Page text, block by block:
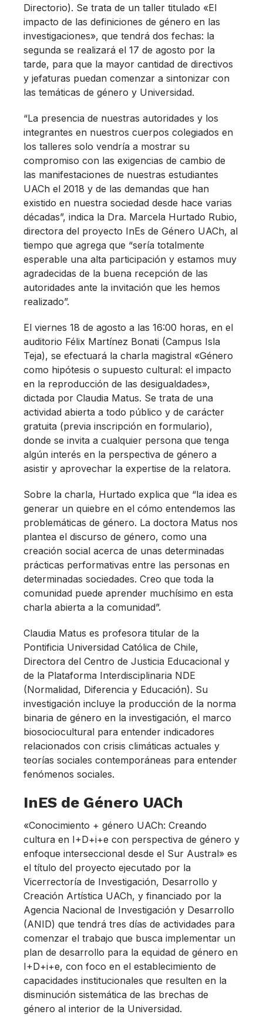
Directorio). Se trata de un taller titulado «El
impacto de las definiciones de género en las
investigaciones», que tendrá dos fechas: la
segunda se realizará el 17 de agosto por la
tarde, para que la mayor cantidad de directivos
y jefaturas puedan comenzar a sintonizar con
las temáticas de género y Universidad.
“La presencia de nuestras autoridades y los
integrantes en nuestros cuerpos colegiados en
los talleres solo vendría a mostrar su
compromiso con las exigencias de cambio de
las manifestaciones de nuestras estudiantes
UACh el 2018 y de las demandas que han
existido en nuestra sociedad desde hace varias
décadas”, indica la Dra. Marcela Hurtado Rubio,
directora del proyecto InEs de Género UACh, al
tiempo que agrega que “sería totalmente
esperable una alta participación y estamos muy
agradecidas de la buena recepción de las
autoridades ante la invitación que les hemos
realizado”.
El viernes 18 de agosto a las 16:00 horas, en el
auditorio Félix Martínez Bonati (Campus Isla
Teja), se efectuará la charla magistral «Género
como hipótesis o supuesto cultural: el impacto
en la reproducción de las desigualdades»,
dictada por Claudia Matus. Se trata de una
actividad abierta a todo público y de carácter
gratuita (previa inscripción en formulario),
donde se invita a cualquier persona que tenga
algún interés en la perspectiva de género a
asistir y aprovechar la expertise de la relatora.
Sobre la charla, Hurtado explica que “la idea es
generar un quiebre en el cómo entendemos las
problemáticas de género. La doctora Matus nos
plantea el discurso de género, como una
creación social acerca de unas determinadas
prácticas performativas entre las personas en
determinadas sociedades. Creo que toda la
comunidad puede aprender muchísimo en esta
charla abierta a la comunidad”.
Claudia Matus es profesora titular de la
Pontificia Universidad Católica de Chile,
Directora del Centro de Justicia Educacional y
de la Plataforma Interdisciplinaria NDE
(Normalidad, Diferencia y Educación). Su
investigación incluye la producción de la norma
binaria de género en la investigación, el marco
biosociocultural para entender indicadores
relacionados con crisis climáticas actuales y
teorías sociales contemporáneas para entender
fenómenos sociales.
InES de Género UACh
«Conocimiento + género UACh: Creando
cultura en I+D+i+e con perspectiva de género y
enfoque interseccional desde el Sur Austral» es
el título del proyecto ejecutado por la
Vicerrectoría de Investigación, Desarrollo y
Creación Artística UACh, y financiado por la
Agencia Nacional de Investigación y Desarrollo
(ANID) que tendrá tres días de actividades para
comenzar el trabajo que busca implementar un
plan de desarrollo para la equidad de género en
I+D+i+e, con foco en el establecimiento de
capacidades institucionales que resulten en la
disminución sistemática de las brechas de
género al interior de la Universidad.